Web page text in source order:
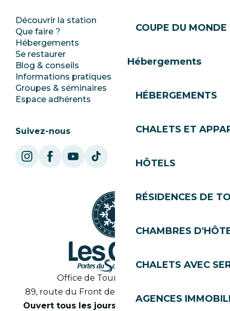
COUPE DU
Hébergements
HÉBERGEMENTS
CHALETS ET
HÔTELS
RÉSIDENCES DE
CHAMBRES
CHALETS AVEC
AGENCES
Découvrir la station
Que faire ?
Hébergements
Se restaurer
Blog & conseils
Informations pratiques
Groupes & séminaires
Espace adhérents
Club Les Gets
Ecotourisme
SoleGets
Les Gets Tourisme
Suivez-nous
Office de Tourisme des Gets
89, route du Front de Neige 74260 Les Gets
Ouvert tous les jours en saison de 8h30 à